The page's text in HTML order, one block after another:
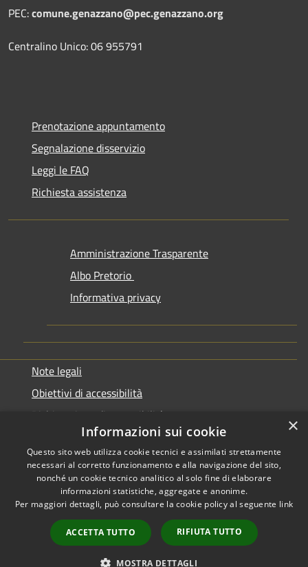
PEC:comune.genazzano@pec.genazzano.org
Centralino Unico: 06 955791
Prenotazione appuntamento
Segnalazione disservizio
Leggi le FAQ
Richiesta assistenza
Amministrazione Trasparente
Albo Pretorio
Informativa privacy
Note legali
Obiettivi di accessibilità
Dichiarazione di accessibilità
Accessibilità
Copyright © 2026 • Comune di
Genazzano • Powered by
Municipium•
Accesso
redazione
×
Informazioni sui cookie
Questo sito web utilizza cookie tecnici e assimilati strettamente
necessari al corretto funzionamento e alla navigazione del sito,
nonché un cookie tecnico analitico al solo fine di elaborare
informazioni statistiche, aggregate e anonime.
Per maggiori dettagli, può consultare la cookie policy al seguente link
ACCETTA TUTTO RIFIUTA TUTTO
MOSTRA DETTAGLI